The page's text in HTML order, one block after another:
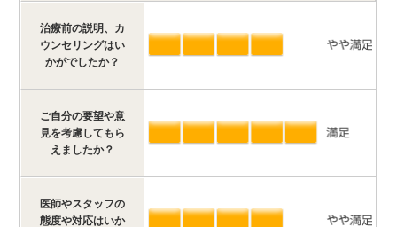
治療前の説明、カ
ウンセリングはい
かがでしたか？
ご自分の要望や意
見を考慮してもら
えましたか？
医師やスタッフの
態度や対応はいか